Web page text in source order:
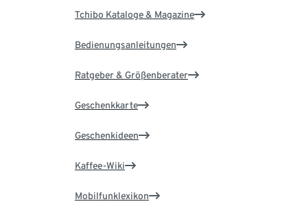
Tchibo Kataloge & Magazine
Bedienungsanleitungen
Ratgeber & Größenberater
Geschenkkarte
Geschenkideen
Kaffee-Wiki
Mobilfunklexikon